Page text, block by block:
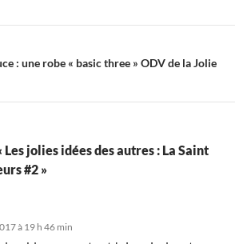
: une robe « basic three » ODV de la Jolie
jolies idées des autres : La Saint
#2 »
à 19 h 46 min